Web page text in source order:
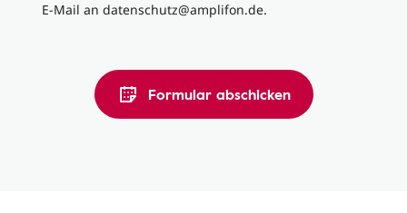
E-Mail an datenschutz@amplifon.de.
Formular abschicken